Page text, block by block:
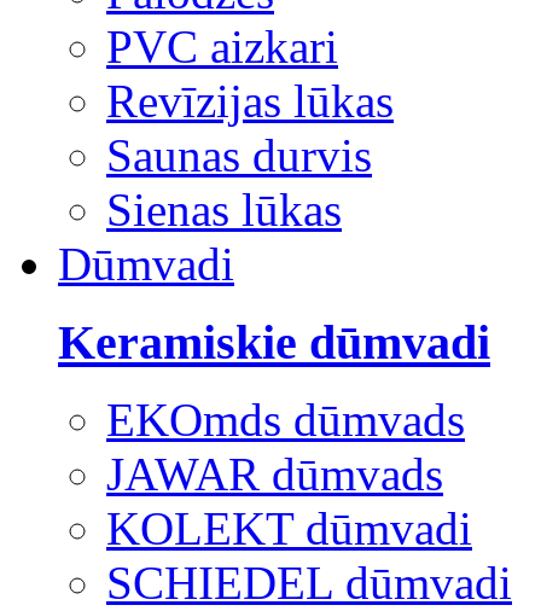
PVC aizkari
Revīzijas lūkas
Saunas durvis
Sienas lūkas
Dūmvadi
Keramiskie dūmvadi
EKOmds dūmvads
JAWAR dūmvads
KOLEKT dūmvadi
SCHIEDEL dūmvadi